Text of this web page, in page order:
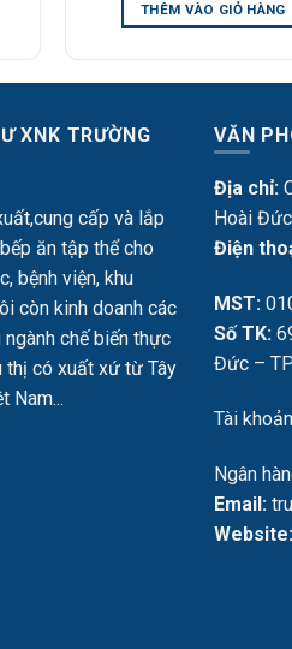
THÊM VÀO GIỎ HÀNG
XNK TRƯỜNG
cấp và lắp
ăn tập thể cho
bệnh viện, khu
còn kinh doanh các
chế biến thực
thị có xuất xứ từ Tây
Nam...
VĂN
Địa chỉ:
Hoài
Điện
MST:
Số TK:
Đức –
Tài
Ngân
Email:
Website: